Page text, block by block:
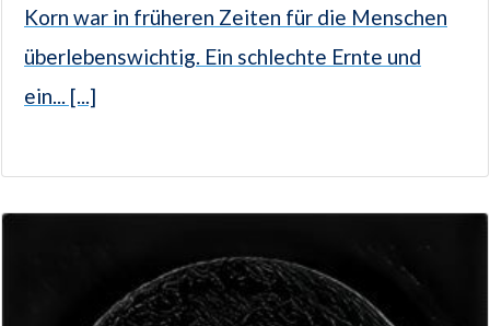
Korn war in früheren Zeiten für die Menschen
überlebenswichtig. Ein schlechte Ernte und
ein... [...]